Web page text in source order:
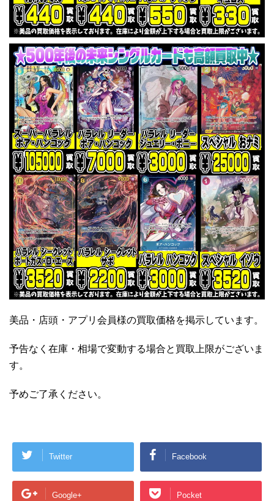
美品・店頭・アプリ会員様の買取価格を掲示しています。
予告なく在庫・相場で変動する場合と買取上限がございま
す。
予めご了承ください。
Twitter Facebook
Google+ Pocket